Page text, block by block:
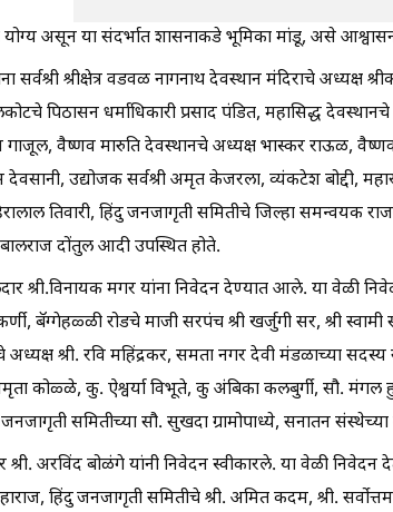
योग्य असून या संदर्भात शासनाकडे भूमिका मांडू, असे आश्वासन
सर्वश्री श्रीक्षेत्र वडवळ नागनाथ देवस्थान मंदिराचे अध्यक्ष
पिठासन धर्माधिकारी प्रसाद पंडित, महासिद्ध
गाजूल, वैष्णव मारुति देवस्थानचे अध्यक्ष भास्कर राऊळ,
उद्योजक सर्वश्री अमृत केजरला, व्यंकटेश बोद्दी,
तिवारी, हिंदु जनजागृती समितीचे जिल्हा समन्वयक
दोंतुल आदी उपस्थित होते.
श्री.विनायक मगर यांना निवेदन देण्यात आले. या वेळी
बॅग्गेहळ्ळी रोडचे माजी सरपंच श्री खर्जुगी सर, श्री
अध्यक्ष श्री. रवि महिंद्रकर, समता नगर देवी मंडळाच्या
कोळ्ळे, कु. ऐश्वर्या विभूते, कु अंबिका कलबुर्गी, सौ. मंगल
समितीच्या सौ. सुखदा ग्रामोपाध्ये, सनातन
अरविंद बोळंगे यांनी निवेदन स्वीकारले. या वेळी निवेदन
हिंदु जनजागृती समितीचे श्री. अमित कदम, श्री.